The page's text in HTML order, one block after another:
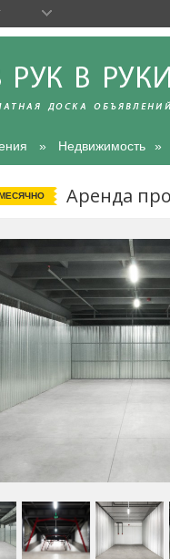
Недвижимость
Аренда